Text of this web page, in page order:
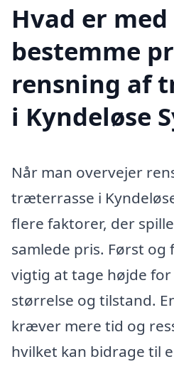
Hvad er
bestemme
rensning af
i Kyndeløse
Når man overvejer
træterrasse i
flere faktorer, der
samlede pris. Først
vigtig at tage højde
størrelse og tilstand.
kræver mere tid og
hvilket kan bidrage til